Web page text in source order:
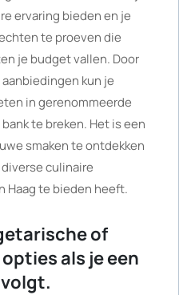
ervaring bieden en je
te proeven die
je budget vallen. Door
kun je
in gerenommeerde
te breken. Het is een
smaken te ontdekken
culinaire
Haag te bieden heeft.
of
als je een